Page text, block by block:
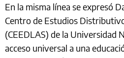
En la misma línea se expresó
Centro de Estudios
(CEEDLAS) de la Universidad
acceso universal a una